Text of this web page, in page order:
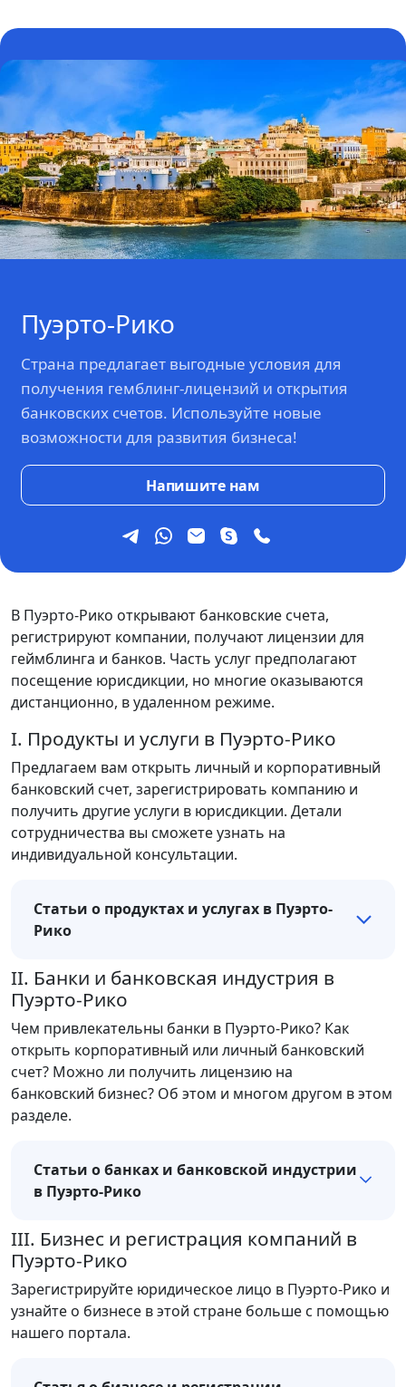
Пуэрто-Рико
Страна предлагает выгодные условия для
получения гемблинг-лицензий и открытия
банковских счетов. Используйте новые
возможности для развития бизнеса!
Напишите нам
В Пуэрто-Рико открывают банковские счета,
регистрируют компании, получают лицензии для
геймблинга и банков. Часть услуг предполагают
посещение юрисдикции, но многие оказываются
дистанционно, в удаленном режиме.
I. Продукты и услуги в Пуэрто-Рико
Предлагаем вам открыть личный и корпоративный
банковский счет, зарегистрировать компанию и
получить другие услуги в юрисдикции. Детали
сотрудничества вы сможете узнать на
индивидуальной консультации.
Статьи о продуктах и услугах в Пуэрто-
Рико
II. Банки и банковская индустрия в
Пуэрто-Рико
Чем привлекательны банки в Пуэрто-Рико? Как
открыть корпоративный или личный банковский
счет? Можно ли получить лицензию на
банковский бизнес? Об этом и многом другом в этом
разделе.
Статьи о банках и банковской индустрии
в Пуэрто-Рико
III. Бизнес и регистрация компаний в
Пуэрто-Рико
Зарегистрируйте юридическое лицо в Пуэрто-Рико и
узнайте о бизнесе в этой стране больше с помощью
нашего портала.